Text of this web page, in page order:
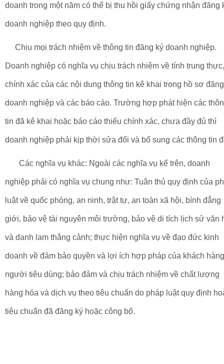
doanh trong một năm có thể bị thu hồi giấy chứng nhận đăng
doanh nghiệp theo quy định.
Chịu mọi trách nhiệm về thông tin đăng ký doanh nghiệp.
Doanh nghiệp có nghĩa vụ chịu trách nhiệm về tính trung thực,
chính xác của các nội dung thông tin kê khai trong hồ sơ
doanh nghiệp và các báo cáo. Trường hợp phát hiện các
tin đã kê khai hoặc báo cáo thiếu chính xác, chưa đầy đủ thì
doanh nghiệp phải kịp thời sửa đổi và bổ sung các thông tin
Các nghĩa vụ khác: Ngoài các nghĩa vụ kể trên, doanh
nghiệp phải có nghĩa vụ chung như: Tuân thủ quy định của
luật về quốc phòng, an ninh, trật tự, an toàn xã hội, bình đẳng
giới, bảo vệ tài nguyên môi trường, bảo vệ di tích lịch sử văn
và danh lam thắng cảnh; thực hiện nghĩa vụ về đạo đức kinh
doanh về đảm bảo quyền và lợi ích hợp pháp của khách
người tiêu dùng; bảo đảm và chịu trách nhiệm về chất lượng
hàng hóa và dịch vụ theo tiêu chuẩn do pháp luật quy định
tiêu chuẩn đã đăng ký hoặc công bố.